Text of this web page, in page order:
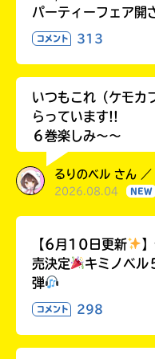
パーティーフェア開
コメント 313
いつもこれ（ケモカ
らっています!!
６巻楽しみ～～
るりのベル さん
2026.08.04 NEW
【6月10日更新
売決定
キミノベル
弾
コメント 298